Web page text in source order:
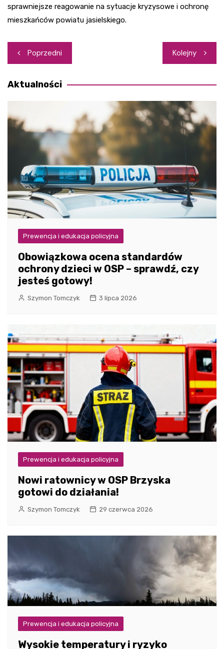
sprawniejsze reagowanie na sytuacje kryzysowe i ochronę
mieszkańców powiatu jasielskiego.
Nawigacja
wpisu
Poprzedni Kolejny
Aktualności
Prewencja i edukacja policyjna
Obowiązkowa ocena standardów
ochrony dzieci w OSP – sprawdź, czy
jesteś gotowy!
Szymon Tomczyk 3 lipca 2026
Prewencja i edukacja policyjna
Nowi ratownicy w OSP Brzyska
gotowi do działania!
Szymon Tomczyk 29 czerwca 2026
Prewencja i edukacja policyjna
Wysokie temperatury i ryzyko